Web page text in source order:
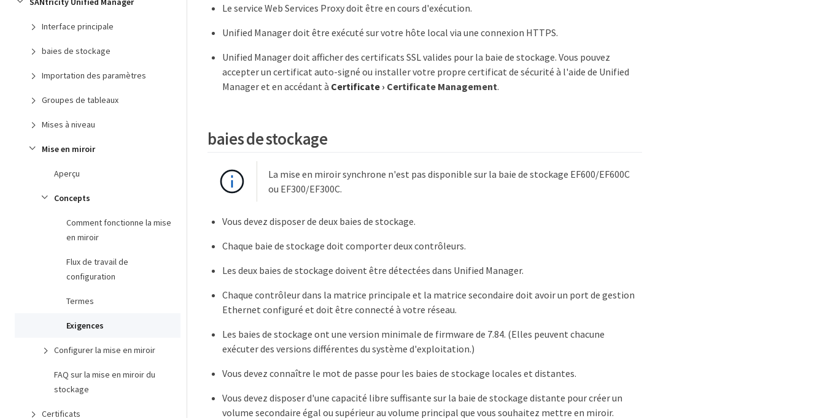
Interface principale
baies de stockage
Importation des paramètres
Groupes de tableaux
Mises à niveau
Mise en miroir
Aperçu
Concepts
Comment fonctionne la mise
en miroir
Flux de travail de
configuration
Termes
Exigences
Configurer la mise en miroir
FAQ sur la mise en miroir du
stockage
Certificats
Le service Web Services Proxy doit être en cours d'exécution.
Unified Manager doit être exécuté sur votre hôte local via une connexion HTTPS.
Unified Manager doit afficher des certificats SSL valides pour la baie de stockage. Vous pouvez
accepter un certificat auto-signé ou installer votre propre certificat de sécurité à l'aide de Unified
Manager et en accédant à Certificate › Certificate Management.
baies de stockage
La mise en miroir synchrone n'est pas disponible sur la baie de stockage EF600/EF600C
ou EF300/EF300C.
Vous devez disposer de deux baies de stockage.
Chaque baie de stockage doit comporter deux contrôleurs.
Les deux baies de stockage doivent être détectées dans Unified Manager.
Chaque contrôleur dans la matrice principale et la matrice secondaire doit avoir un port de gestion
Ethernet configuré et doit être connecté à votre réseau.
Les baies de stockage ont une version minimale de firmware de 7.84. (Elles peuvent chacune
exécuter des versions différentes du système d'exploitation.)
Vous devez connaître le mot de passe pour les baies de stockage locales et distantes.
Vous devez disposer d'une capacité libre suffisante sur la baie de stockage distante pour créer un
volume secondaire égal ou supérieur au volume principal que vous souhaitez mettre en miroir.